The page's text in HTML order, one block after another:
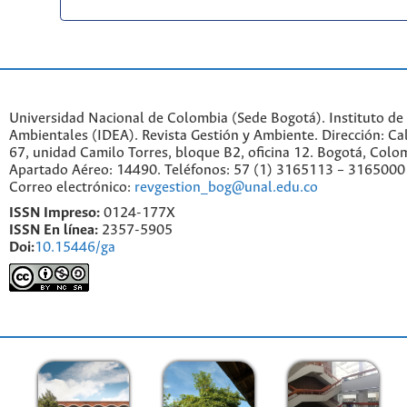
Universidad Nacional de Colombia (Sede Bogotá). Instituto de
Ambientales (IDEA). Revista Gestión y Ambiente. Dirección:
67, unidad Camilo Torres, bloque B2, oficina 12. Bogotá,
Apartado Aéreo: 14490. Teléfonos: 57 (1) 3165113 –
Correo electrónico: revgestion_bog@unal.edu.co
ISSN Impreso: 0124-177X
ISSN En línea: 2357-5905
Doi:10.15446/ga